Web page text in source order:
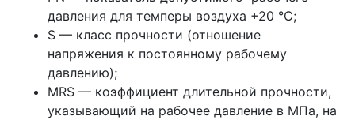
давления для темперы воздуха +20 °C;
S — класс прочности (отношение
напряжения к постоянному рабочему
давлению);
MRS — коэффициент длительной прочности,
указывающий на рабочее давление в МПа, на